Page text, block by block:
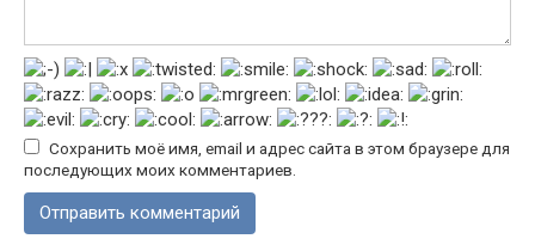
Сохранить моё имя, email и адрес сайта в этом браузере для
последующих моих комментариев.